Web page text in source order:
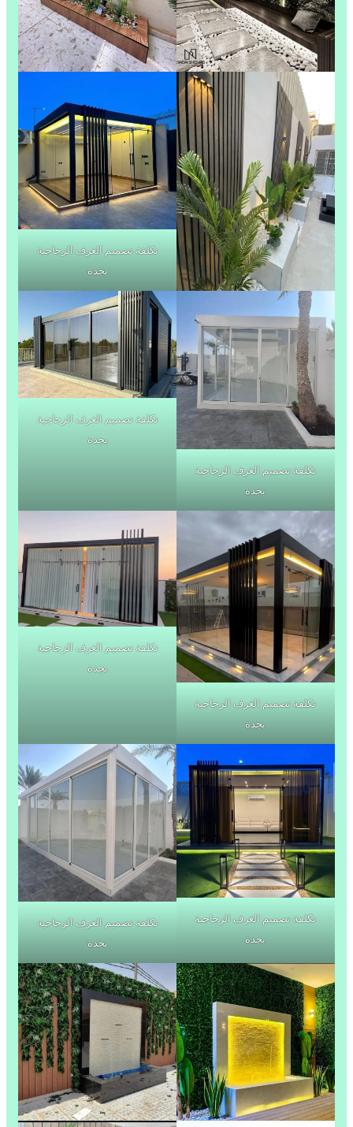
تكلفة تصميم الغرف الزجاجية
بجدة
تكلفة تصميم الغرف الزجاجية
بجدة
تكلفة تصميم الغرف الزجاجية
بجدة
تكلفة تصميم الغرف الزجاجية
بجدة
تكلفة تصميم الغرف الزجاجية
بجدة
تكلفة تصميم الغرف الزجاجية
بجدة
تكلفة تصميم الغرف الزجاجية
بجدة